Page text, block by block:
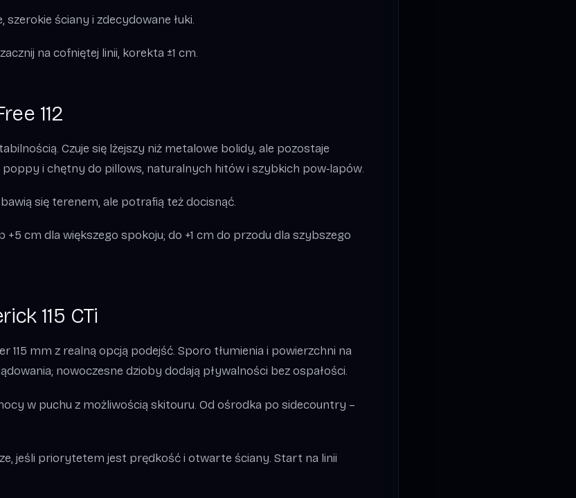
ściany i zdecydowane łuki.
na cofniętej linii, korekta ±1 cm.
112
Czuje się lżejszy niż metalowe bolidy, ale pozostaje
i chętny do pillows, naturalnych hitów i szybkich pow‑lapów.
się terenem, ale potrafią też docisnąć.
+5 cm dla większego spokoju; do +1 cm do przodu dla szybszego
115 CTi
115 mm z realną opcją podejść. Sporo tłumienia i powierzchni na
nowoczesne dzioby dodają pływalności bez ospałości.
w puchu z możliwością skitouru. Od ośrodka po sidecountry –
jeśli priorytetem jest prędkość i otwarte ściany. Start na linii